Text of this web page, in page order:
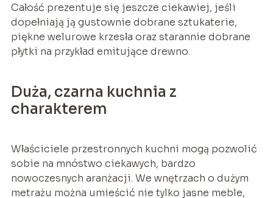
Całość prezentuje się jeszcze ciekawiej, jeśli
dopełniają ją gustownie dobrane sztukaterie,
piękne welurowe krzesła oraz starannie dobrane
płytki na przykład emitujące drewno.
Duża, czarna kuchnia z
charakterem
Właściciele przestronnych kuchni mogą pozwolić
sobie na mnóstwo ciekawych, bardzo
nowoczesnych aranżacji. We wnętrzach o dużym
metrażu można umieścić nie tylko jasne meble,